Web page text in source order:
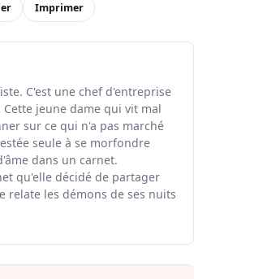
Imprimer
C'est une chef d'entreprise
jeune dame qui vit mal
sur ce qui n'a pas marché
seule à se morfondre
dans un carnet.
qu'elle décidé de partager
relate les démons de ses nuits